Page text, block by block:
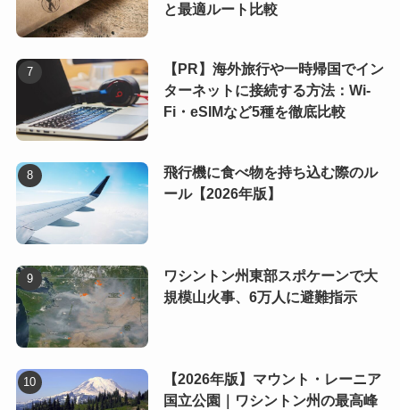
と最適ルート比較
【PR】海外旅行や一時帰国でイン
ターネットに接続する方法：Wi-
Fi・eSIMなど5種を徹底比較
飛行機に食べ物を持ち込む際のル
ール【2026年版】
ワシントン州東部スポケーンで大
規模山火事、6万人に避難指示
【2026年版】マウント・レーニア
国立公園｜ワシントン州の最高峰